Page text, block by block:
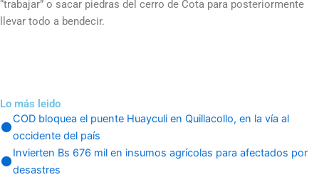
“trabajar” o sacar piedras del cerro de Cota para posteriormente
llevar todo a bendecir.
Lo más leido
COD bloquea el puente Huayculi en Quillacollo, en la vía al
occidente del país
Invierten Bs 676 mil en insumos agrícolas para afectados por
desastres